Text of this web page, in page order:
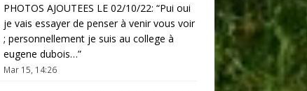
PHOTOS AJOUTEES LE 02/10/22: “Pui oui
je vais essayer de penser à venir vous voir
; personnellement je suis au college à
eugene dubois…”
Mar 15, 14:26